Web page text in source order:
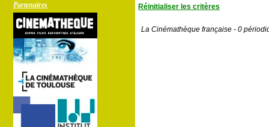
Partenaires
Réinitialiser les critères
La Cinémathèque française - 0